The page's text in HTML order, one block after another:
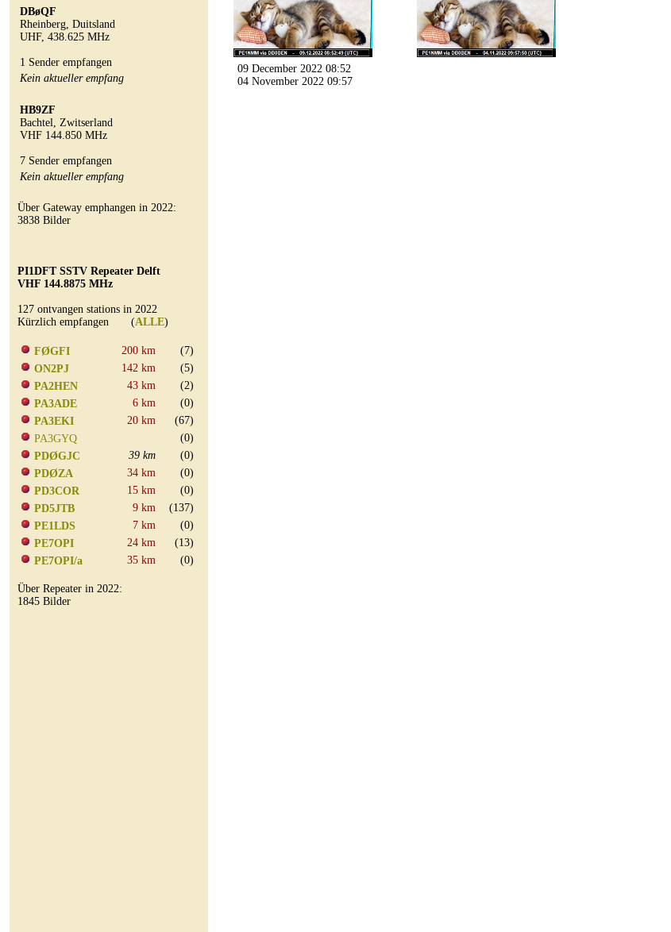
DBøQF
Rheinberg, Duitsland
UHF, 438.625 MHz
1 Sender empfangen
Kein aktueller empfang
HB9ZF
Bachtel, Zwitserland
VHF 144.850 MHz
7 Sender empfangen
Kein aktueller empfang
Über Gateway emphangen in 2022:
3838 Bilder
PI1DFT SSTV Repeater Delft
VHF 144.8875 MHz
127 ontvangen stations in 2022
Kürzlich empfangen (ALLE)
FØGFI 200 km
(7)
ON2PJ
142 km
(5)
PA2HEN
43 km
(2)
PA3ADE
6 km
(0)
PA3EKI
20 km
(67)
PA3GYQ
(0)
PDØGJC
39 km
(0)
PDØZA
34 km
(0)
PD3COR
15 km
(0)
PD5JTB
9 km
(137)
PE1LDS
7 km
(0)
PE7OPI
24 km
(13)
PE7OPI/a
35 km (0)
Über Repeater in 2022:
1845 Bilder
09 December 2022 08:52
04 November 2022 09:57